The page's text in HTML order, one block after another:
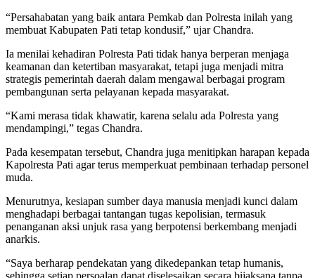
“Persahabatan yang baik antara Pemkab dan Polresta inilah yang
membuat Kabupaten Pati tetap kondusif,” ujar Chandra.
Ia menilai kehadiran Polresta Pati tidak hanya berperan menjaga
keamanan dan ketertiban masyarakat, tetapi juga menjadi mitra
strategis pemerintah daerah dalam mengawal berbagai program
pembangunan serta pelayanan kepada masyarakat.
“Kami merasa tidak khawatir, karena selalu ada Polresta yang
mendampingi,” tegas Chandra.
Pada kesempatan tersebut, Chandra juga menitipkan harapan kepada
Kapolresta Pati agar terus memperkuat pembinaan terhadap personel
muda.
Menurutnya, kesiapan sumber daya manusia menjadi kunci dalam
menghadapi berbagai tantangan tugas kepolisian, termasuk
penanganan aksi unjuk rasa yang berpotensi berkembang menjadi
anarkis.
“Saya berharap pendekatan yang dikedepankan tetap humanis,
sehingga setiap persoalan dapat diselesaikan secara bijaksana tanpa